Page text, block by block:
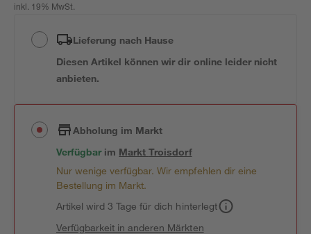
inkl. 19% MwSt.
Lieferung nach Hause
Diesen Artikel können wir dir online leider nicht
anbieten.
Abholung im Markt
Verfügbar im MarktTroisdorf
Nur wenige verfügbar. Wir empfehlen dir eine
Bestellung im Markt.
Artikel wird 3 Tage für dich hinterlegt
Verfügbarkeit in anderen Märkten